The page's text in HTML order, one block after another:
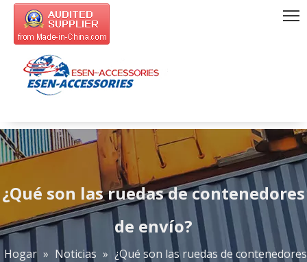
¿Qué son las ruedas de contenedores
de envío?
Hogar » Noticias » ¿Qué son las ruedas de contenedores